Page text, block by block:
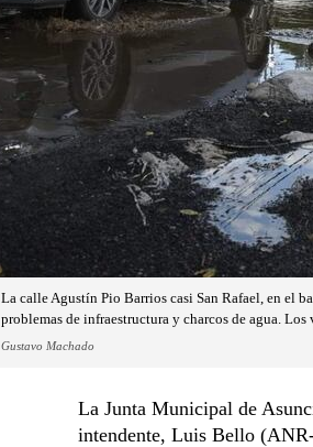
La calle Agustín Pio Barrios casi San Rafael, en el
problemas de infraestructura y charcos de agua.
Gustavo Machado
La Junta Municipal de
intendente, Luis Bello